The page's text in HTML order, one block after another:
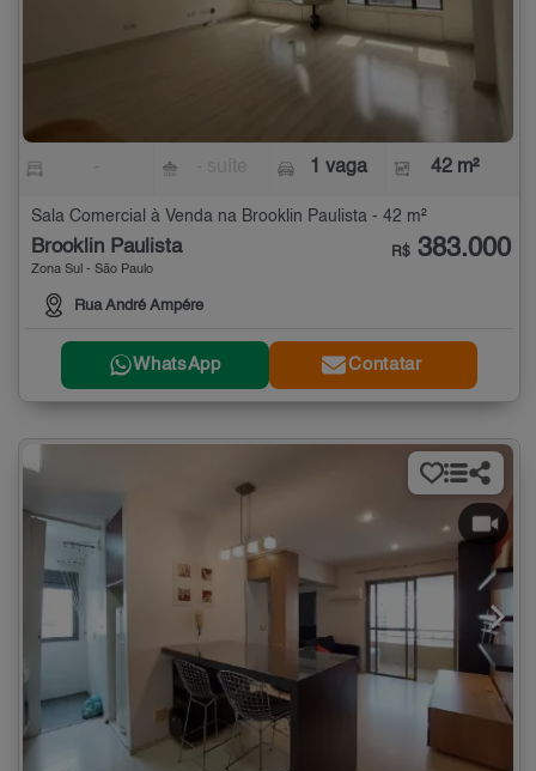
1 vaga 42 m²
Sala Comercial à Venda na Brooklin Paulista - 42 m²
Brooklin Paulista
Zona Sul - São Paulo
Rua André Ampére
R$ 383.000
WhatsApp Contatar